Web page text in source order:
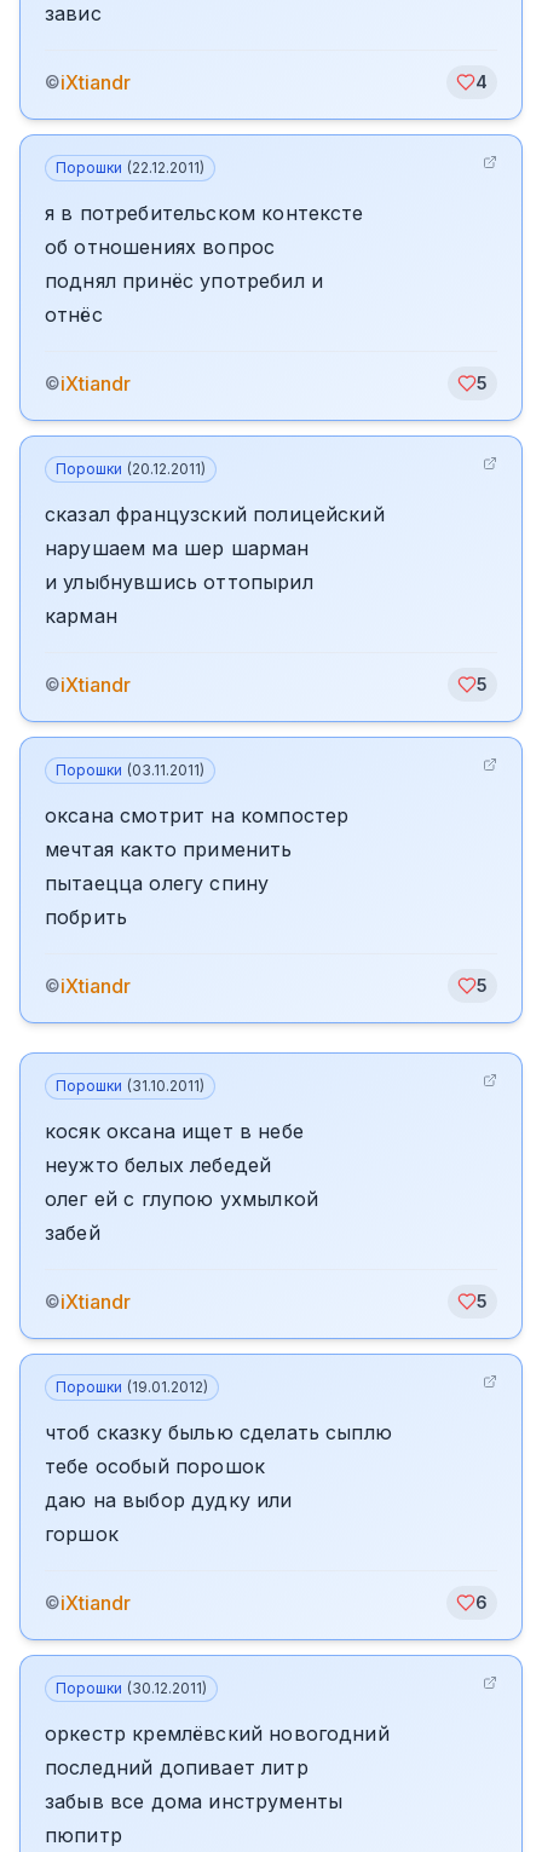
завис
©iXtiandr 4
Порошки (22.12.2011)
я в потребительском контексте
об отношениях вопрос
поднял принёс употребил и
отнёс
©iXtiandr 5
Порошки (20.12.2011)
сказал французский полицейский
нарушаем ма шер шарман
и улыбнувшись оттопырил
карман
©iXtiandr 5
Порошки (03.11.2011)
оксана смотрит на компостер
мечтая както применить
пытаецца олегу спину
побрить
©iXtiandr 5
Порошки (31.10.2011)
косяк оксана ищет в небе
неужто белых лебедей
олег ей с глупою ухмылкой
забей
©iXtiandr 5
Порошки (19.01.2012)
чтоб сказку былью сделать сыплю
тебе особый порошок
даю на выбор дудку или
горшок
©iXtiandr 6
Порошки (30.12.2011)
оркестр кремлёвский новогодний
последний допивает литр
забыв все дома инструменты
пюпитр